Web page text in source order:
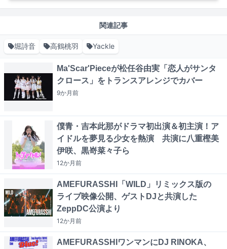
関連記事
堀詩音 高鶴桃羽 Yackle
Ma'Scar'Pieceが松任谷由実「恋人がサンタ
クロース」をトランスアレンジでカバー
9か月前
僕青・吉本此那がドラマ初出演＆初主演！ア
イドルを夢見る少女を熱演 共演に八重樫美
伊咲、黒嵜菜々子ら
12か月前
AMEFURASSHI「WILD」リミックス版の
ライブ映像公開、ゲストDJと共演した
ZeppDC公演より
12か月前
AMEFURASSHIワンマンにDJ RINOKA、